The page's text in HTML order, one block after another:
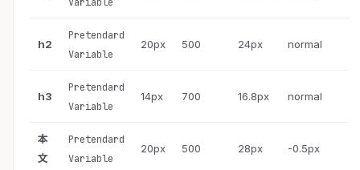
Variable
h2
Pretendard
Variable
20px 500 24px normal
h3
Pretendard
Variable
14px 700 16.8px normal
本
文
Pretendard
Variable
20px 500 28px -0.5px